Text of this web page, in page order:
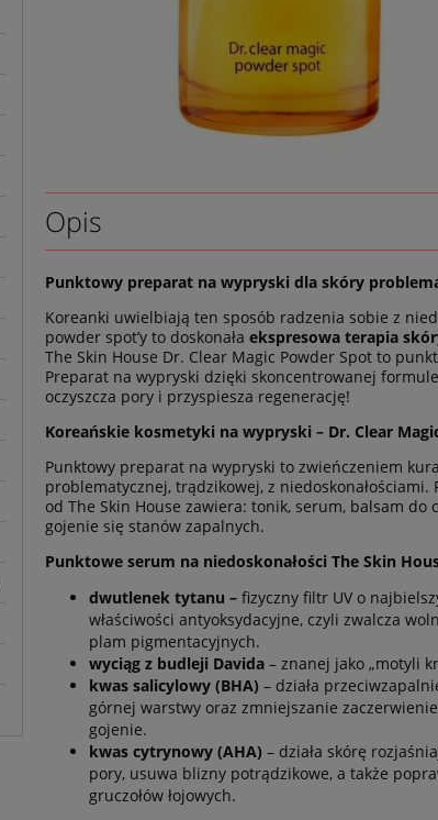
Opis
Punktowy preparat na wypryski dla skóry
Koreanki uwielbiają ten sposób radzenia sobie z
powder spot’y to doskonała ekspresowa terapia
The Skin House Dr. Clear Magic Powder Spot to
Preparat na wypryski dzięki skoncentrowanej
oczyszcza pory i przyspiesza regenerację!
Koreańskie kosmetyki na wypryski – Dr. Clear
Punktowy preparat na wypryski to zwieńczeniem
problematycznej, trądzikowej, z niedoskonałościami.
od The Skin House zawiera: tonik, serum, balsam
gojenie się stanów zapalnych.
Punktowe serum na niedoskonałości The Skin
dwutlenek tytanu – fizyczny filtr UV o
właściwości antyoksydacyjne, czyli zwalcza
plam pigmentacyjnych.
wyciąg z budleji Davida – znanej jako „motyli
kwas salicylowy (BHA) – działa
górnej warstwy oraz zmniejszanie
gojenie.
kwas cytrynowy (AHA) – działa skórę
pory, usuwa blizny potrądzikowe, a także
gruczołów łojowych.